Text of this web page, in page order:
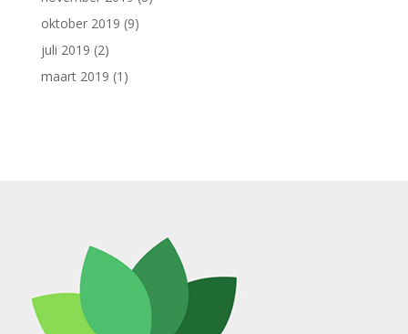
oktober 2019 (9)
juli 2019 (2)
maart 2019 (1)